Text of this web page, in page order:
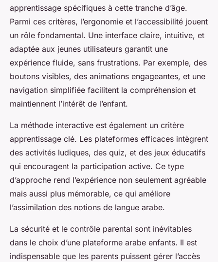
apprentissage spécifiques à cette tranche d’âge.
Parmi ces critères, l’ergonomie et l’accessibilité jouent
un rôle fondamental. Une interface claire, intuitive, et
adaptée aux jeunes utilisateurs garantit une
expérience fluide, sans frustrations. Par exemple, des
boutons visibles, des animations engageantes, et une
navigation simplifiée facilitent la compréhension et
maintiennent l’intérêt de l’enfant.
La méthode interactive est également un critère
apprentissage clé. Les plateformes efficaces intègrent
des activités ludiques, des quiz, et des jeux éducatifs
qui encouragent la participation active. Ce type
d’approche rend l’expérience non seulement agréable
mais aussi plus mémorable, ce qui améliore
l’assimilation des notions de langue arabe.
La sécurité et le contrôle parental sont inévitables
dans le choix d’une plateforme arabe enfants. Il est
indispensable que les parents puissent gérer l’accès